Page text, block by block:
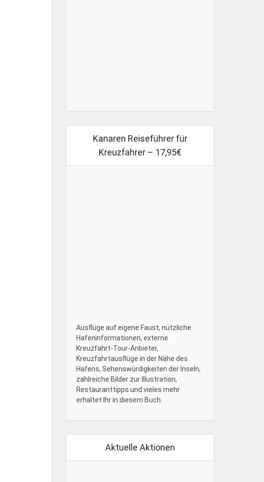
Kanaren Reiseführer für
Kreuzfahrer – 17,95€
Ausflüge auf eigene Faust, nützliche
Hafeninformationen, externe
Kreuzfahrt-Tour-Anbieter,
Kreuzfahrtausflüge in der Nähe des
Hafens, Sehenswürdigkeiten der Inseln,
zahlreiche Bilder zur Illustration,
Restauranttipps und vieles mehr
erhaltet Ihr in diesem Buch.
Aktuelle Aktionen